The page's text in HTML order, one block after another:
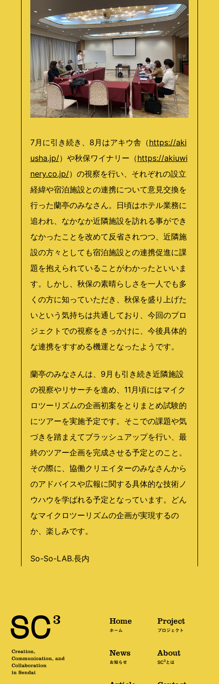
7月に引き続き、8月はアキウ舎（https://aki
usha.jp/）や秋保ワイナリー（https://akiuwi
nery.co.jp/）の視察を行い、それぞれの設立
経緯や宿泊施設との連携について意見交換を
行った蘭亭のみなさん。日頃はホテル業務に
追われ、なかなか近隣施設を訪れる事ができ
なかったことを改めて反省されつつ、近隣施
設の方々としても宿泊施設との連携促進に課
題を抱えられていることがわかったといいま
す。しかし、秋保の素晴らしさを一人でも多
くの方に知っていただき、秋保を盛り上げた
いという気持ちは共通しており、今回のプロ
ジェクトでの視察をきっかけに、今後具体的
な連携をすすめる機運となったようです。
蘭亭のみなさんは、9月も引き続き近隣施設
の視察やリサーチを進め、11月頃にはマイク
ロツーリズムの企画初案をとりまとめ試験的
にツアーを実施予定です。そこでの課題や気
づきを踏まえてブラッシュアップを行い、最
終のツアー企画を完成させる予定とのこと。
その際に、協働クリエイターのみなさんから
のアドバイスや広報に関する具体的な技術ノ
ウハウを学ばれる予定となっています。どん
なマイクロツーリズムの企画が実現するの
か、楽しみです。
So-So-LAB.長内
Home
ホーム
News
お知らせ
Project
プロジェクト
About
SC3 とは